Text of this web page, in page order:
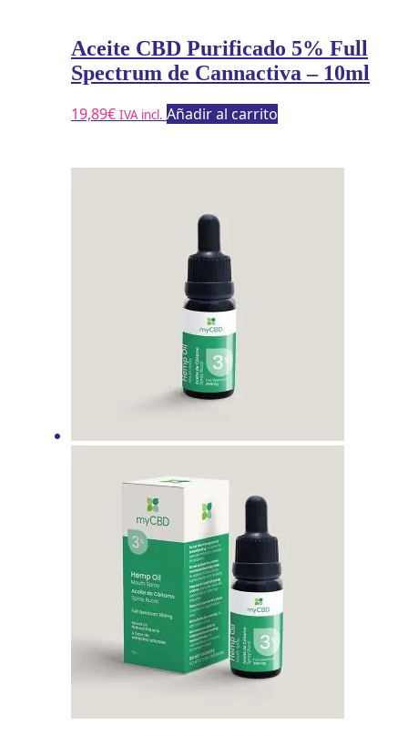
Aceite CBD Purificado 5% Full
Spectrum de Cannactiva – 10ml
19,89€ IVA incl. Añadir al carrito